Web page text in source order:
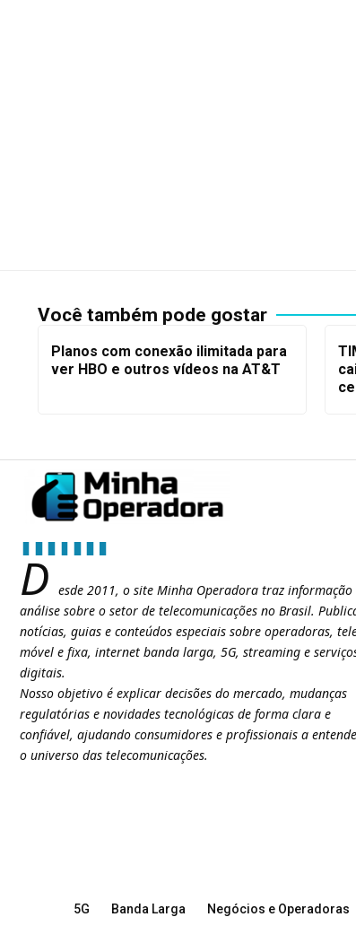
Você também pode gostar
Planos com conexão ilimitada para
ver HBO e outros vídeos na AT&T
D esde 2011, o site Minha Operadora traz informação
análise sobre o setor de telecomunicações no Brasil.
notícias, guias e conteúdos especiais sobre operadoras,
móvel e fixa, internet banda larga, 5G, streaming e
digitais.
Nosso objetivo é explicar decisões do mercado, mudanças
regulatórias e novidades tecnológicas de forma clara e
confiável, ajudando consumidores e profissionais a
o universo das telecomunicações.
5G Banda Larga Negócios e Operadoras